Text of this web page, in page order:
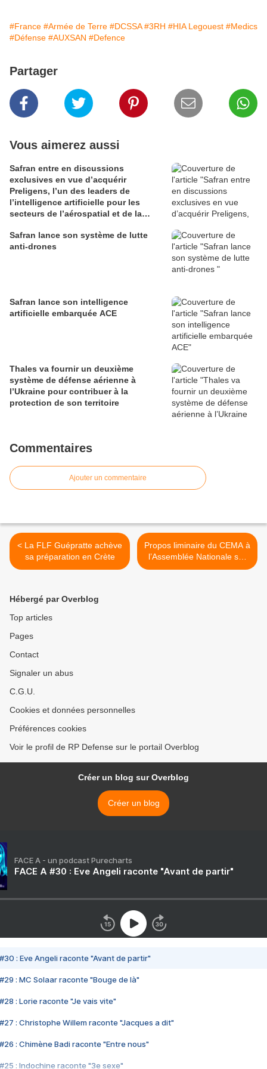
#France #Armée de Terre #DCSSA #3RH #HIA Legouest #Medics
#Défense #AUXSAN #Defence
Partager
Vous aimerez aussi
Safran entre en discussions
exclusives en vue d’acquérir
Preligens, l’un des leaders de
l’intelligence artificielle pour les
secteurs de l’aérospatial et de la
Safran lance son système de lutte
anti-drones
Safran lance son intelligence
artificielle embarquée ACE
Thales va fournir un deuxième
système de défense aérienne à
l’Ukraine pour contribuer à la
protection de son territoire
Commentaires
Ajouter un commentaire
< La FLF Guépratte achève
sa préparation en Crète
Propos liminaire du CEMA à
l’Assemblée Nationale sur
le PLF 2015 >
Hébergé par Overblog
Top articles
Pages
Contact
Signaler un abus
C.G.U.
Cookies et données personnelles
Préférences cookies
Voir le profil de RP Defense sur le portail Overblog
Créer un blog sur Overblog
Créer un blog
FACE A - un podcast Purecharts
FACE A #30 : Eve Angeli raconte "Avant de partir"
#30 : Eve Angeli raconte "Avant de partir"
#29 : MC Solaar raconte "Bouge de là"
#28 : Lorie raconte "Je vais vite"
#27 : Christophe Willem raconte "Jacques a dit"
#26 : Chimène Badi raconte "Entre nous"
#25 : Indochine raconte "3e sexe"